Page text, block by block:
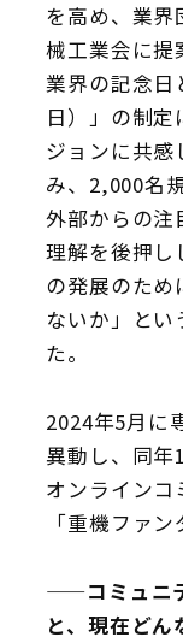
を高め、業界
械工業会に提
業界の記念日
日）」の制
ジョンに共感
み、2,000名
外部からの注
理解を後押し
の発展のため
ないか」とい
た。
2024年5月に
異動し、同
オンラインコ
「重機ファ
——コミュニ
と、現在どん